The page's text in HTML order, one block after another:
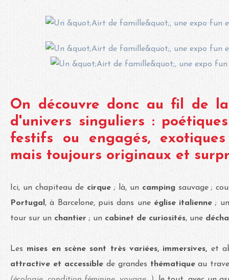
On découvre donc au fil de
d'univers singuliers :
festifs ou engagés,
mais toujours originaux et
Ici, un chapiteau de cirque ; là, un camping sauvage ;
Portugal , à Barcelone, puis dans uneéglise italienne;
tour sur un chantier ; un cabinet de curiosités, une
Les mises en scène sont très variées, immersives, et
attractive et accessible de grandes thématiqueau